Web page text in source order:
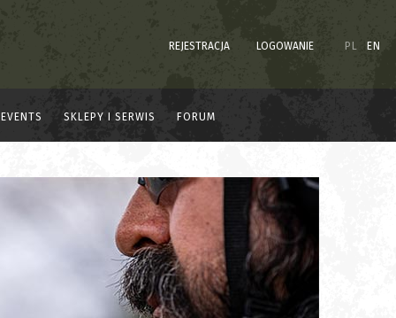
REJESTRACJA LOGOWANIE PL EN
EVENTS SKLEPY I SERWIS FORUM